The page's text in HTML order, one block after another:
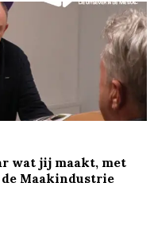
wat jij maakt, met
Maakindustrie